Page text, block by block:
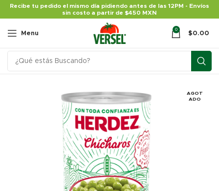
Recibe tu pedido el mismo día pidiendo antes de las 12PM - Envíos
sin costo a partir de $450 MXN
Menu
0
$0.00
AGOT
ADO